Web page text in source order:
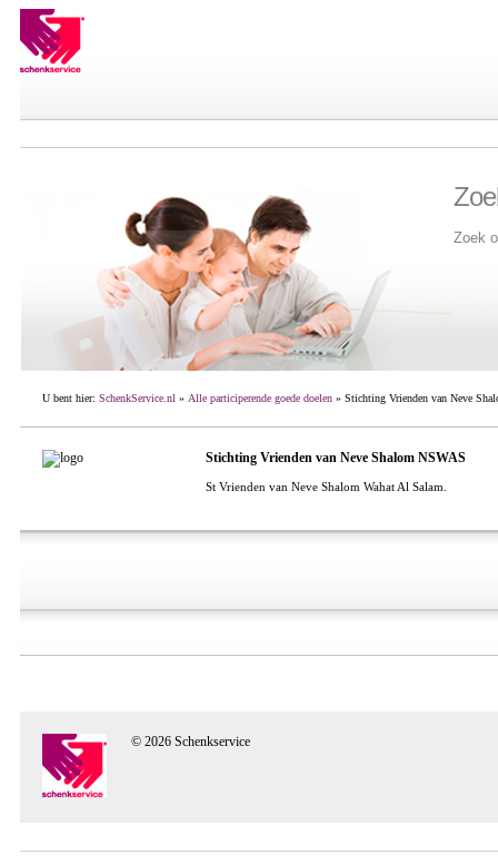
Zoek
U bent hier: SchenkService.nl » Alle participerende goede doelen» Stichting Vrienden van Neve
Stichting Vrienden van Neve Shalom NSWAS
St Vrienden van Neve Shalom Wahat Al Salam.
© 2026 Schenkservice